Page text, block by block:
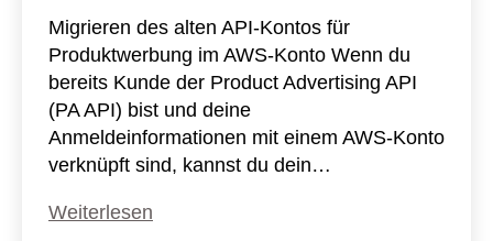
Migrieren des alten API-Kontos für
Produktwerbung im AWS-Konto Wenn du
bereits Kunde der Product Advertising API
(PA API) bist und deine
Anmeldeinformationen mit einem AWS-Konto
verknüpft sind, kannst du dein…
Weiterlesen